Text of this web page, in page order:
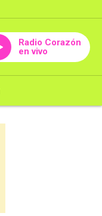
Radio Corazón
en vivo